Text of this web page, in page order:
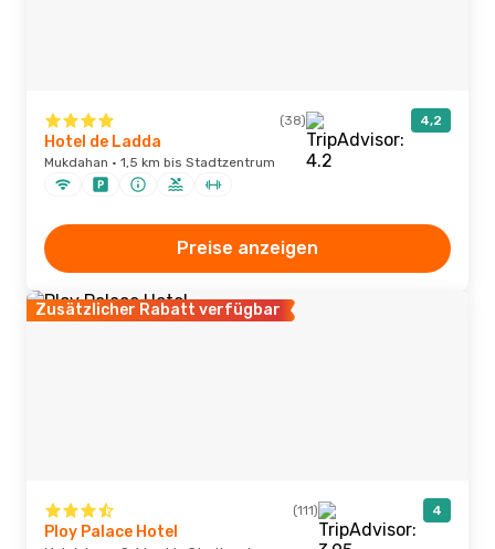
(38) 4,2
Hotel de Ladda
Mukdahan · 1,5 km bis Stadtzentrum
Preise anzeigen
Zusätzlicher Rabatt verfügbar
(111) 4
Ploy Palace Hotel